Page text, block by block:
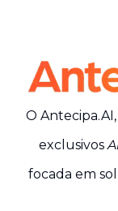
O
exclusivos
focada em